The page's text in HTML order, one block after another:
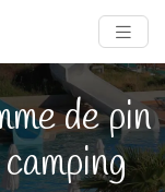
de pin